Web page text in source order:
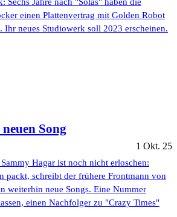
einen Plattenvertrag mit Golden Robot
Ihr neues Studiowerk soll 2023 erscheinen.
Song
1 Okt. 25
Hagar ist noch nicht erloschen:
packt, schreibt der frühere Frontmann von
weiterhin neue Songs. Eine Nummer
einen Nachfolger zu "Crazy Times"